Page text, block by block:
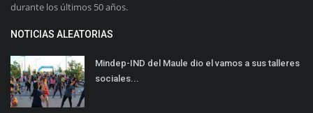
durante los últimos 50 años.
NOTICIAS ALEATORIAS
Mindep-IND del Maule dio el vamos a sus talleres
sociales...